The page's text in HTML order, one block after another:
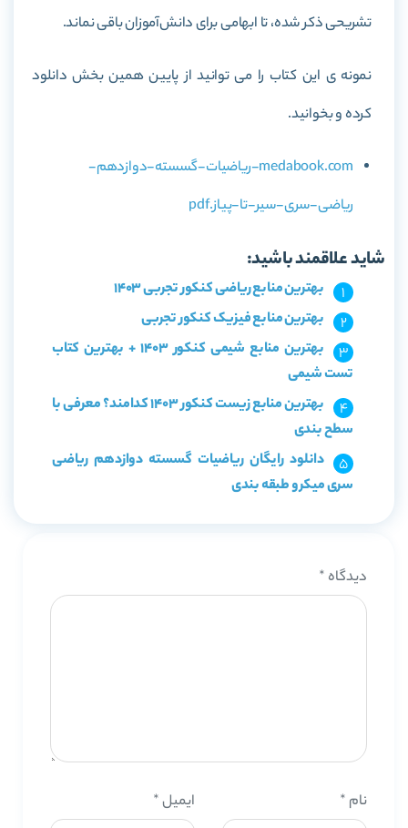
تشریحی ذکر شده، تا ابهامی برای دانش‌آموزان باقی نماند.
نمونه ی این کتاب را می توانید از پایین همین بخش دانلود
کرده و بخوانید.
medabook.com-ریاضیات-گسسته-دوازدهم-
ریاضی-سری-سیر-تا-پیاز.pdf
شاید علاقمند باشید:
بهترین منابع ریاضی کنکور تجربی 1403
بهترین منابع فیزیک کنکور تجربی
بهترین منابع شیمی کنکور 1403 + بهترین کتاب
تست شیمی
بهترین منابع زیست کنکور 1403 کدامند؟ معرفی با
سطح بندی
دانلود رایگان ریاضیات گسسته دوازدهم ریاضی
سری میکرو طبقه بندی
دیدگاه *
نام * ایمیل*